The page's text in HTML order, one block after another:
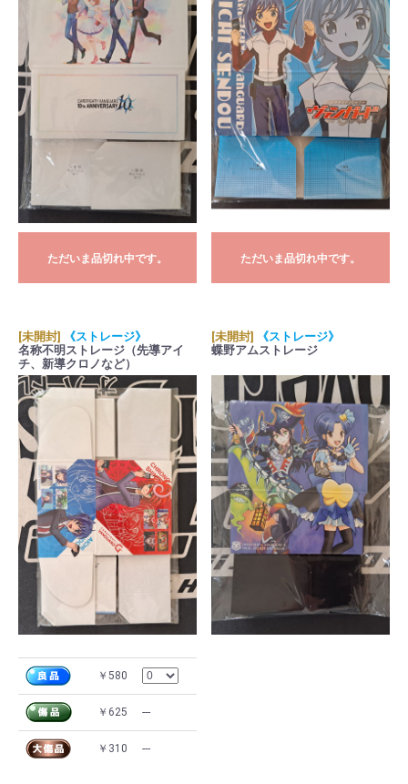
ただいま品切れ中です。 ただいま品切れ中です。
[未開封]
《ストレージ》
名称不明ストレージ（先導アイ
チ、新導クロノなど）
￥580
￥625 ---
￥310 ---
[未開封]
《ストレージ》
蝶野アムストレージ